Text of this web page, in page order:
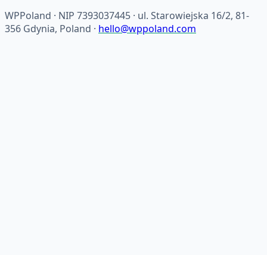
WPPoland · NIP 7393037445 · ul. Starowiejska 16/2, 81-
356 Gdynia, Poland · hello@wppoland.com